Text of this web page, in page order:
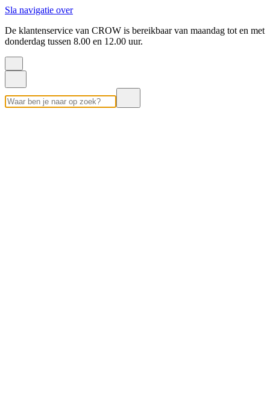
Sla navigatie over
De klantenservice van CROW is bereikbaar van maandag tot en met
donderdag tussen 8.00 en 12.00 uur.